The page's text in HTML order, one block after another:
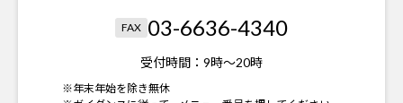
FAX 03-6636-4340
受付時間： 9時～20時
※年末年始を除き無休